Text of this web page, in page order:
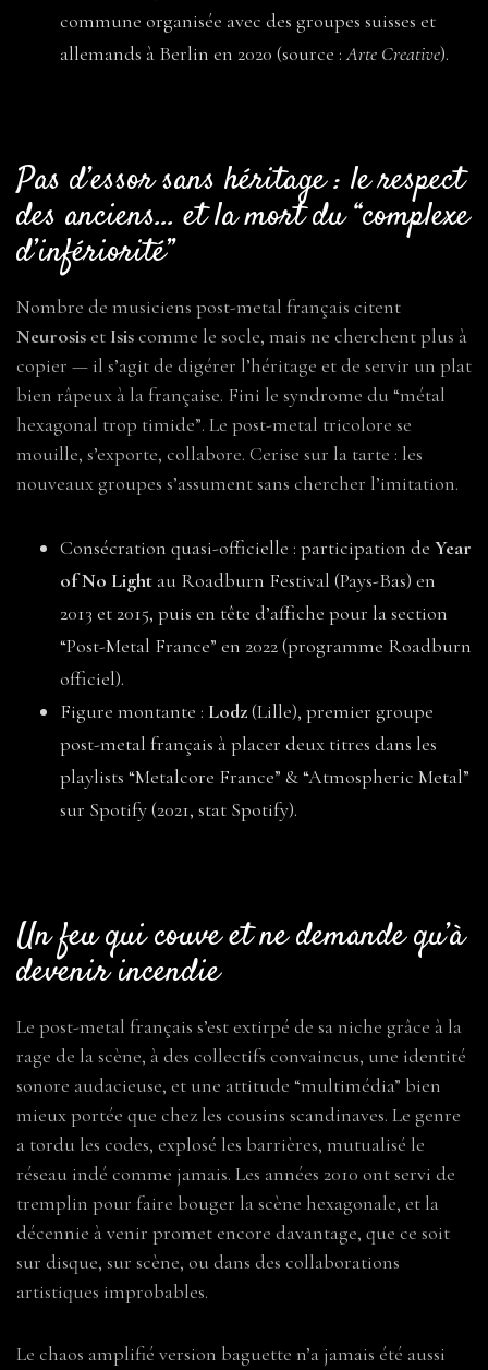
commune organisée avec des groupes suisses et
allemands à Berlin en 2020 (source :Arte Creative).
Pas d’essor sans héritage : le respect
des anciens… et la mort du “complexe
d’infériorité”
Nombre de musiciens post-metal français citent
Neurosiset Isiscomme le socle, mais ne cherchent plus à
copier — il s’agit de digérer l’héritage et de servir un plat
bien râpeux à la française. Fini le syndrome du “métal
hexagonal trop timide”. Le post-metal tricolore se
mouille, s’exporte, collabore. Cerise sur la tarte : les
nouveaux groupes s’assument sans chercher l’imitation.
Consécration quasi-officielle : participation de Year
of No Light au Roadburn Festival (Pays-Bas) en
2013 et 2015, puis en tête d’affiche pour la section
“Post-Metal France” en 2022 (programme Roadburn
officiel).
Figure montante : Lodz(Lille), premier groupe
post-metal français à placer deux titres dans les
playlists “Metalcore France” & “Atmospheric Metal”
sur Spotify (2021, stat Spotify).
Un feu qui couve et ne demande qu’à
devenir incendie
Le post-metal français s’est extirpé de sa niche grâce à la
rage de la scène, à des collectifs convaincus, une identité
sonore audacieuse, et une attitude “multimédia” bien
mieux portée que chez les cousins scandinaves. Le genre
a tordu les codes, explosé les barrières, mutualisé le
réseau indé comme jamais. Les années 2010 ont servi de
tremplin pour faire bouger la scène hexagonale, et la
décennie à venir promet encore davantage, que ce soit
sur disque, sur scène, ou dans des collaborations
artistiques improbables.
Le chaos amplifié version baguette n’a jamais été aussi